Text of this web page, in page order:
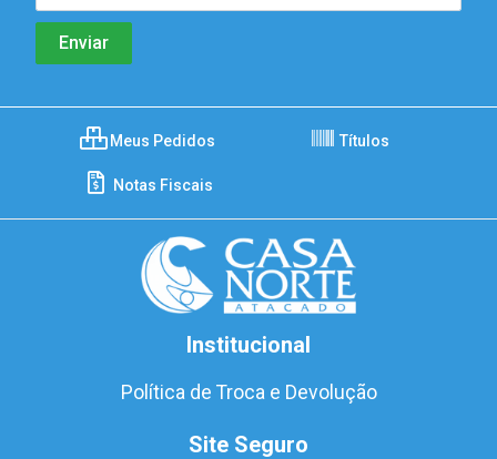
Meus Pedidos Títulos
Notas Fiscais
Institucional
Política de Troca e Devolução
Site Seguro